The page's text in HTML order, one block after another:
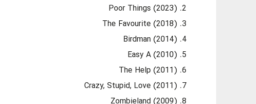
Poor Things (2023)
The Favourite (2018)
Birdman (2014)
Easy A (2010)
The Help (2011)
Crazy, Stupid, Love (2011)
Zombieland (2009)